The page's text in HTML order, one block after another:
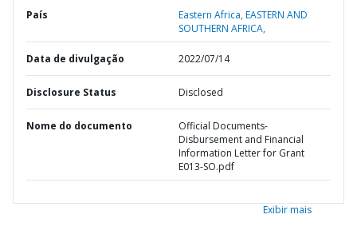
País Eastern Africa,EASTERN AND
SOUTHERN AFRICA,
Data de divulgação 2022/07/14
Disclosure Status Disclosed
Nome do documento
Official Documents-
Disbursement and Financial
Information Letter for Grant
E013-SO.pdf
Exibir mais